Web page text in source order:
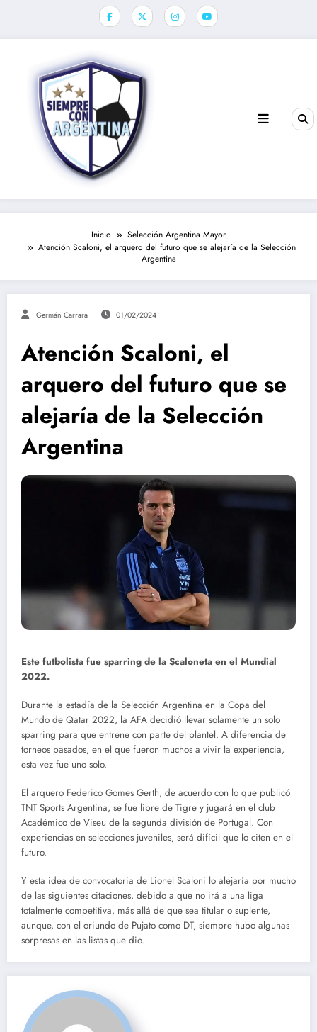
Inicio
Selección Argentina Mayor
Atención Scaloni, el arquero del futuro que se alejaría de la Selección
Argentina
Germán Carrara 01/02/2024
Atención Scaloni, el
arquero del futuro que se
alejaría de la Selección
Argentina
Este futbolista fue sparring de la Scaloneta en el Mundial
2022.
Durante la estadía de la Selección Argentina en la Copa del
Mundo de Qatar 2022, la AFA decidió llevar solamente un solo
sparring para que entrene con parte del plantel. A diferencia de
torneos pasados, en el que fueron muchos a vivir la experiencia,
esta vez fue uno solo.
El arquero Federico Gomes Gerth, de acuerdo con lo que publicó
TNT Sports Argentina, se fue libre de Tigre y jugará en el club
Académico de Viseu de la segunda división de Portugal. Con
experiencias en selecciones juveniles, será difícil que lo citen en el
futuro.
Y esta idea de convocatoria de Lionel Scaloni lo alejaría por mucho
de las siguientes citaciones, debido a que no irá a una liga
totalmente competitiva, más allá de que sea titular o suplente,
aunque, con el oriundo de Pujato como DT, siempre hubo algunas
sorpresas en las listas que dio.